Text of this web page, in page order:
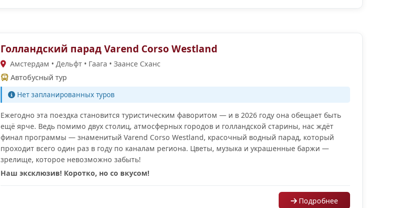
Голландский парад Varend Corso Westland
Амстердам • Дельфт • Гаага • Заансе Сханс
Автобусный тур
Нет запланированных туров
Ежегодно эта поездка становится туристическим фаворитом — и в 2026 году она обещает быть
ещё ярче. Ведь помимо двух столиц, атмосферных городов и голландской старины, нас ждёт
финал программы — знаменитый Varend Corso Westland, красочный водный парад, который
проходит всего один раз в году по каналам региона. Цветы, музыка и украшенные баржи —
зрелище, которое невозможно забыть!
Наш эксклюзив! Коротко, но со вкусом!
Подробнее